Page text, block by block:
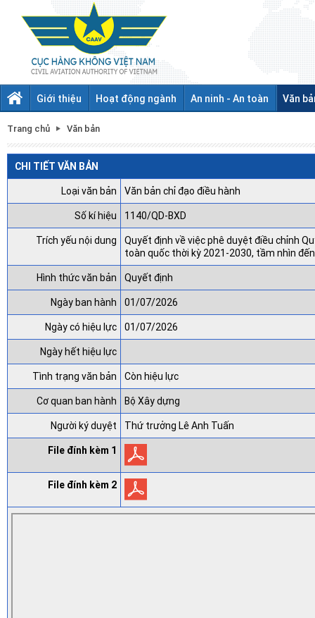
Giới thiệu Hoạt động ngành An ninh - An toàn Văn
Trang chủ Văn bản
CHI TIẾT VĂN BẢN
Loại văn bản
Văn bản chỉ đạo điều hành
Số kí hiệu
1140/QD-BXD
Trích yếu nội dung
Quyết định về việc phê duyệt điều chỉnh
toàn quốc thời kỳ 2021-2030, tầm nhìn
Hình thức văn bản
Quyết định
Ngày ban hành
01/07/2026
Ngày có hiệu lực 01/07/2026
Ngày hết hiệu lực
Tình trạng văn bản
Còn hiệu lực
Cơ quan ban hành
Bộ Xây dựng
Người ký duyệt
Thứ trưởng Lê Anh Tuấn
File đính kèm 1
File đính kèm 2